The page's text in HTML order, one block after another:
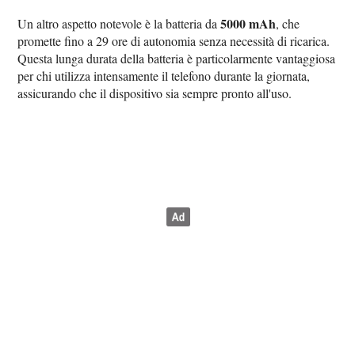
Un altro aspetto notevole è la batteria da5000 mAh, che
promette fino a 29 ore di autonomia senza necessità di ricarica.
Questa lunga durata della batteria è particolarmente vantaggiosa
per chi utilizza intensamente il telefono durante la giornata,
assicurando che il dispositivo sia sempre pronto all'uso.